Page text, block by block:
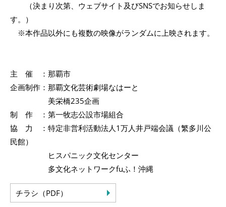
（決まり次第、ウェブサイト及びSNSでお知らせしま
す。）
※本作品以外にも複数の映像がランダムに上映されます。
主 催 ：那覇市
企画制作：那覇文化芸術劇場なはーと
美栄橋235企画
制 作 ：第一牧志公設市場組合
協 力 ：特定非営利活動法人1万人井戸端会議（繁多川公
民館）
ヒスパニック文化センター
多文化ネットワークfuふ！沖縄
チラシ（PDF）